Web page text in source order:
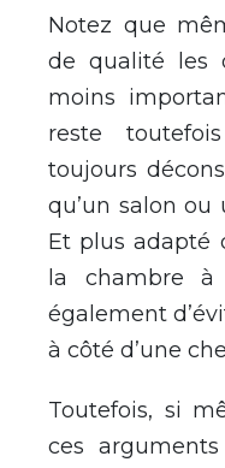
Notez que
de qualité les
moins
reste
toujours
qu’un salon ou
Et plus adapté
la chambre à
également
à côté d’une
Toutefois, si
ces